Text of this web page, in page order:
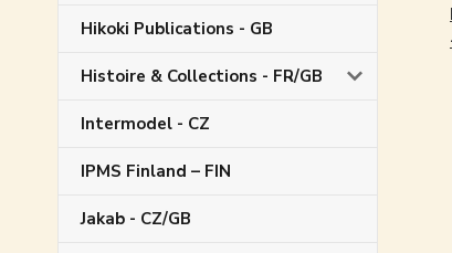
Hikoki Publications - GB
Histoire & Collections - FR/GB
Intermodel - CZ
IPMS Finland – FIN
Jakab - CZ/GB